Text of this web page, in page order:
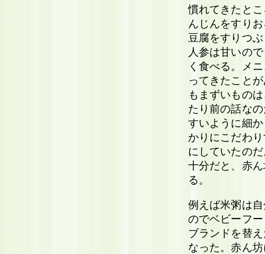
慣れてきたと
んじんをすり
豆腐をすりつ
人参は甘いの
く食べる。メ
ってきたこと
もまずいもの
たり前の話な
すいように細
かりにこだわ
にしていたの
十分だと、赤
る。
例えば米粥は
のでベビーフ
ブランドを替
なった。赤ん